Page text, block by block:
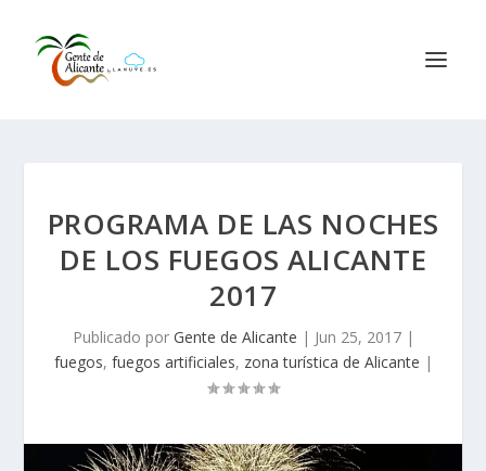
PROGRAMA DE LAS NOCHES
DE LOS FUEGOS ALICANTE
2017
Publicado por Gente de Alicante | Jun 25, 2017|
fuegos, fuegos artificiales, zona turística de Alicante |